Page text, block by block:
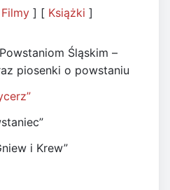
Filmy ] [ Książki ]
Śląskim –
piosenki o powstaniu
i Krew”